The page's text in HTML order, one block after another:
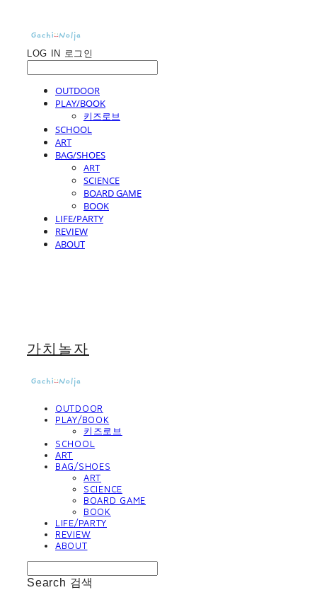
LOG IN 로그인
OUTDOOR
PLAY/BOOK
키즈로브
SCHOOL
ART
BAG/SHOES
ART
SCIENCE
BOARD GAME
BOOK
LIFE/PARTY
REVIEW
ABOUT
가치놀자
OUTDOOR
PLAY/BOOK
키즈로브
SCHOOL
ART
BAG/SHOES
ART
SCIENCE
BOARD GAME
BOOK
LIFE/PARTY
REVIEW
ABOUT
Search 검색